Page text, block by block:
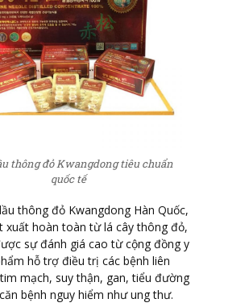
thông đỏ Kwangdong tiêu chuẩn
quốc tế
thông đỏ Kwangdong Hàn Quốc,
xuất hoàn toàn từ lá cây thông đỏ,
sự đánh giá cao từ cộng đồng y
hỗ trợ điều trị các bệnh liên
mạch, suy thận, gan, tiểu đường
bệnh nguy hiểm như ung thư.